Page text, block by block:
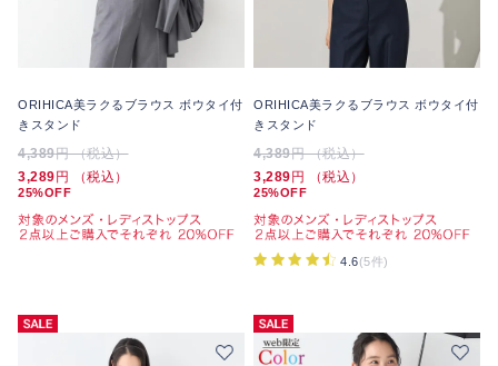
ORIHICA美ラクるブラウス ボウタイ付
きスタンド
4,389円 （税込）
3,289 円 （税込）
25%OFF
ORIHICA美ラクるブラウス ボウタイ付
きスタンド
4,389円 （税込）
3,289 円 （税込）
25%OFF
4.6(5件)